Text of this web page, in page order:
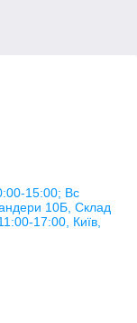
15:00; Вс
10Б, Склад
17:00, Київ,